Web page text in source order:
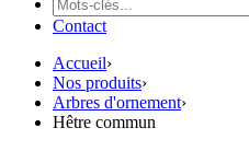
Contact
Accueil›
Nos produits›
Arbres d'ornement›
Hêtre commun